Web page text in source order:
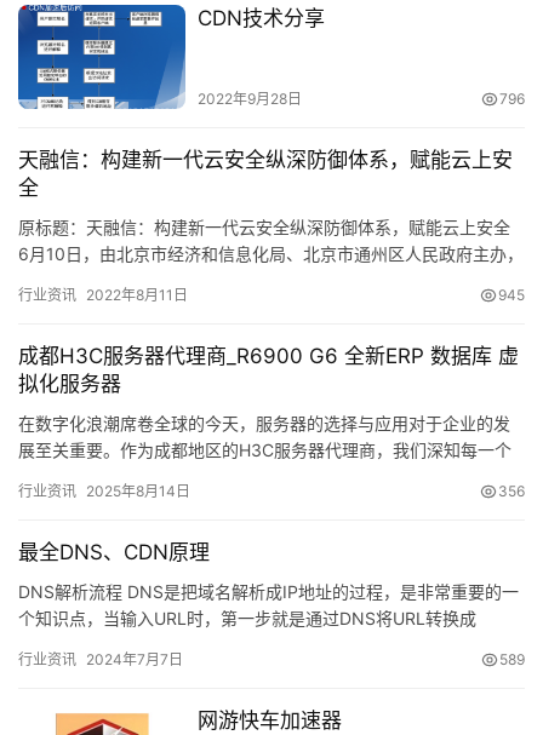
CDN技术分享
2022年9月28日 796
天融信：构建新一代云安全纵深防御体系，赋能云上安
全
原标题：天融信：构建新一代云安全纵深防御体系，赋能云上安全
6月10日，由北京市经济和信息化局、北京市通州区人民政府主办，
行业资讯 2022年8月11日 945
成都H3C服务器代理商_R6900 G6 全新ERP 数据库 虚
拟化服务器
在数字化浪潮席卷全球的今天，服务器的选择与应用对于企业的发
展至关重要。作为成都地区的H3C服务器代理商，我们深知每一个
合其…
行业资讯 2025年8月14日 356
最全DNS、CDN原理
DNS解析流程 DNS是把域名解析成IP地址的过程，是非常重要的一
个知识点，当输入URL时，第一步就是通过DNS将URL转换成
行业资讯 2024年7月7日 589
网游快车加速器